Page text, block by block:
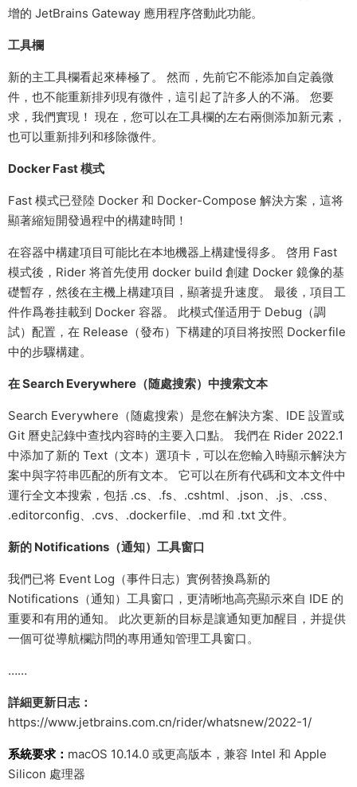
增的 JetBrains Gateway 應用程序啓動此功能。
工具欄
新的主工具欄看起來棒極了。 然而，先前它不能添加自定義微
件，也不能重新排列現有微件，這引起了許多人的不滿。 您要
求，我們實現！ 現在，您可以在工具欄的左右兩側添加新元素，
也可以重新排列和移除微件。
Docker Fast 模式
Fast 模式已登陸 Docker 和 Docker-Compose 解決方案，這将
顯著縮短開發過程中的構建時間！
在容器中構建項目可能比在本地機器上構建慢得多。 啓用 Fast
模式後，Rider 将首先使用 docker build 創建 Docker 鏡像的基
礎暫存，然後在主機上構建項目，顯著提升速度。 最後，項目工
件作爲卷挂載到 Docker 容器。 此模式僅适用于 Debug（調
試）配置，在 Release（發布）下構建的項目将按照 Dockerfile
中的步驟構建。
在 Search Everywhere（随處搜索）中搜索文本
Search Everywhere（随處搜索）是您在解決方案、IDE 設置或
Git 曆史記錄中查找内容時的主要入口點。 我們在 Rider 2022.1
中添加了新的 Text（文本）選項卡，可以在您輸入時顯示解決方
案中與字符串匹配的所有文本。 它可以在所有代碼和文本文件中
運行全文本搜索，包括 .cs、.fs、​.cshtml、.json、​.js、.css、​
.editorconfig、.cvs、.dockerfile、​.md 和 .txt 文件。
新的 Notifications（通知）工具窗口
我們已将 Event Log（事件日志）實例替換爲新的
Notifications（通知）工具窗口，更清晰地高亮顯示來自 IDE 的
重要和有用的通知。 此次更新的目标是讓通知更加醒目，并提供
一個可從導航欄訪問的專用通知管理工具窗口。
……
詳細更新日志：
https://www.jetbrains.com.cn/rider/whatsnew/2022-1/
系統要求： macOS 10.14.0 或更高版本，兼容 Intel 和 Apple
Silicon 處理器